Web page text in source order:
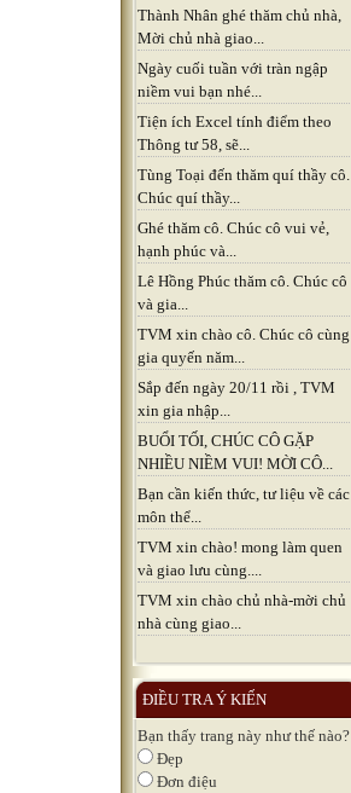
Thành Nhân ghé thăm chủ nhà,
Mời chủ nhà giao...
Ngày cuối tuần với tràn ngập
niềm vui bạn nhé...
Tiện ích Excel tính điểm theo
Thông tư 58, sẽ...
Tùng Toại đến thăm quí thầy cô.
Chúc quí thầy...
Ghé thăm cô. Chúc cô vui vẻ,
hạnh phúc và...
Lê Hồng Phúc thăm cô. Chúc cô
và gia...
TVM xin chào cô. Chúc cô cùng
gia quyến năm...
Sắp đến ngày 20/11 rồi , TVM
xin gia nhập...
BUỔI TỐI, CHÚC CÔ GẶP
NHIỀU NIỀM VUI! MỜI CÔ...
Bạn cần kiến thức, tư liệu về các
môn thể...
TVM xin chào! mong làm quen
và giao lưu cùng....
TVM xin chào chủ nhà-mời chủ
nhà cùng giao...
ĐIỀU TRA Ý KIẾN
Bạn thấy trang này như thế nào?
Đẹp
Đơn điệu